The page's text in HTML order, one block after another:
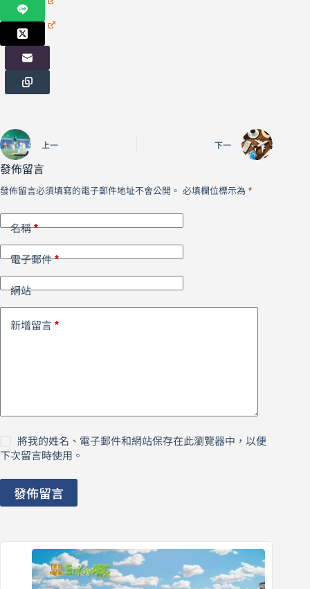
上一 下一
發佈留言
發佈留言必須填寫的電子郵件地址不會公開。 必填欄位標示為 *
名稱*
電子郵件*
網站
新增留言 *
將我的姓名、電子郵件和網站保存在此瀏覽器中，以便
下次留言時使用。
發佈留言